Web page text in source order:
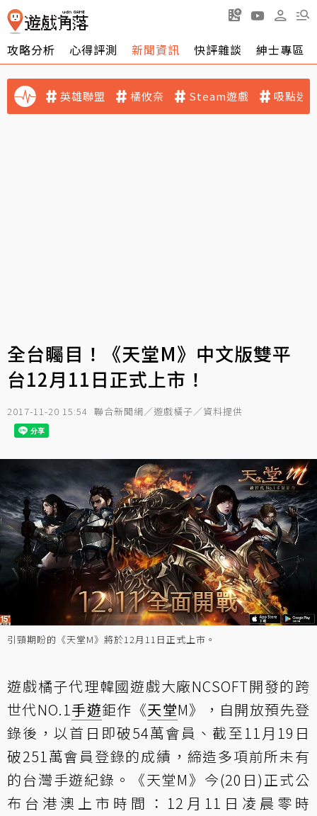
攻略分析 心得評測 新聞資訊 快評雜談 紳士專區
英雄聯盟 橘攸奈 Steam遊戲 吸點迷
全台矚目！《天堂M》中文版雙平
台12月11日正式上市！
2017-11-20 15:54 聯合新聞網／遊戲橘子／資料提供
引頸期盼的《天堂M》將於12月11日正式上市。
遊戲橘子代理韓國遊戲大廠NCSOFT開發的跨
世代NO.1 手遊鉅作《天堂M》，自開放預先登
錄後，以首日即破54萬會員、截至11月19日
破251萬會員登錄的成績，締造多項前所未有
的台灣手遊紀錄。《天堂M》今(20日)正式公
布台港澳上市時間：12月11日凌晨零時